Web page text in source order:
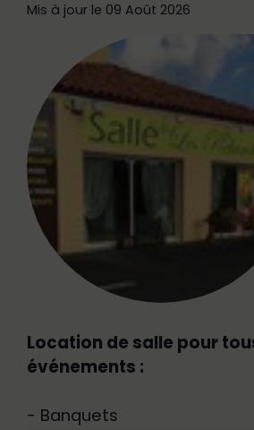
Mis à jour le 09 Août 2026
Location de salle pour
événements :
- Banquets